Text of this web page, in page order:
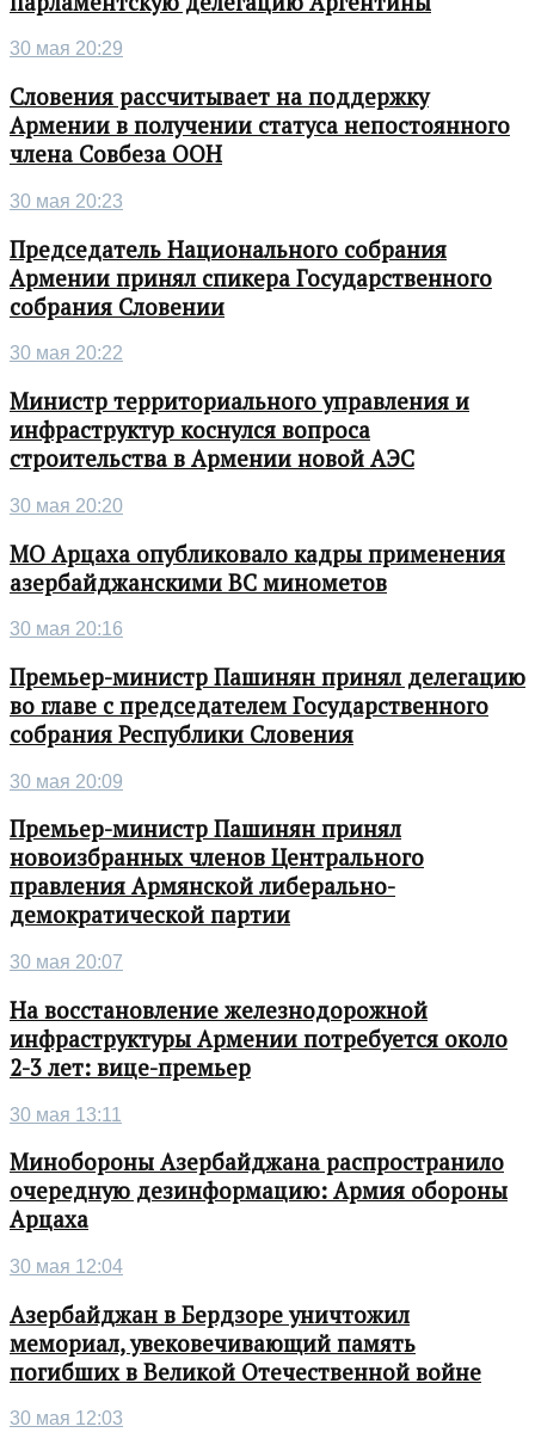
30 мая 20:29
Словения рассчитывает на поддержку
Армении в получении статуса непостоянного
члена Совбеза ООН
30 мая 20:23
Председатель Национального собрания
Армении принял спикера Государственного
собрания Словении
30 мая 20:22
Министр территориального управления и
инфраструктур коснулся вопроса
строительства в Армении новой АЭС
30 мая 20:20
МО Арцаха опубликовало кадры применения
азербайджанскими ВС минометов
30 мая 20:16
Премьер-министр Пашинян принял делегацию
во главе с председателем Государственного
собрания Республики Словения
30 мая 20:09
Премьер-министр Пашинян принял
новоизбранных членов Центрального
правления Армянской либерально-
демократической партии
30 мая 20:07
На восстановление железнодорожной
инфраструктуры Армении потребуется около
2-3 лет: вице-премьер
30 мая 13:11
Минобороны Азербайджана распространило
очередную дезинформацию: Армия обороны
Арцаха
30 мая 12:04
Азербайджан в Бердзоре уничтожил
мемориал, увековечивающий память
погибших в Великой Отечественной войне
30 мая 12:03